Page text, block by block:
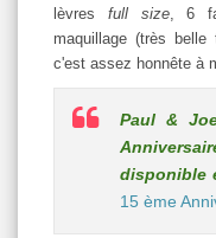
lèvres full size, 6
maquillage (très
c'est assez honnête à
Paul &
disponible
15 ème